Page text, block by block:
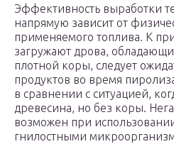
Эффективность выработки
напрямую зависит от
применяемого топлива. К
загружают дрова,
плотной коры, следует
продуктов во время
в сравнении с ситуацией,
древесина, но без коры.
возможен при
гнилостными